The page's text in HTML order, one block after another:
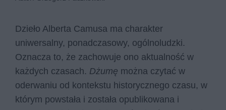
Dzieło Alberta Camusa ma charakter
uniwersalny, ponadczasowy, ogólnoludzki.
Oznacza to, że zachowuje ono aktualność w
każdych czasach. Dżumę można czytać w
oderwaniu od kontekstu historycznego czasu, w
którym powstała i została opublikowana i